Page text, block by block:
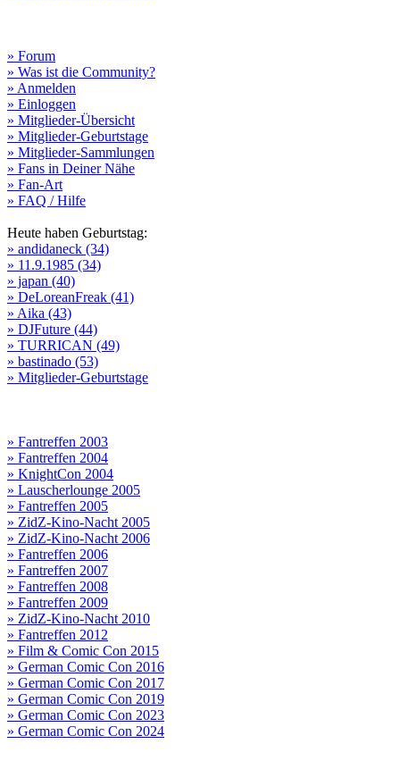
» Forum
» Was ist die Community?
» Anmelden
» Einloggen
» Mitglieder-Übersicht
» Mitglieder-Geburtstage
» Mitglieder-Sammlungen
» Fans in Deiner Nähe
» Fan-Art
» FAQ / Hilfe
Heute haben Geburtstag:
» andidaneck (34)
» 11.9.1985 (34)
» japan (40)
» DeLoreanFreak (41)
» Aika (43)
» DJFuture (44)
» TURRICAN (49)
» bastinado (53)
» Mitglieder-Geburtstage
» Fantreffen 2003
» Fantreffen 2004
» KnightCon 2004
» Lauscherlounge 2005
» Fantreffen 2005
» ZidZ-Kino-Nacht 2005
» ZidZ-Kino-Nacht 2006
» Fantreffen 2006
» Fantreffen 2007
» Fantreffen 2008
» Fantreffen 2009
» ZidZ-Kino-Nacht 2010
» Fantreffen 2012
» Film & Comic Con 2015
» German Comic Con 2016
» German Comic Con 2017
» German Comic Con 2019
» German Comic Con 2023
» German Comic Con 2024